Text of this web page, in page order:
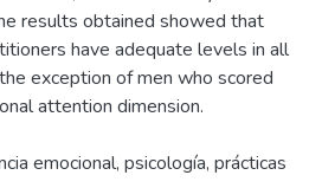
results obtained showed that
have adequate levels in all
exception of men who scored
attention dimension.
emocional, psicología, prácticas